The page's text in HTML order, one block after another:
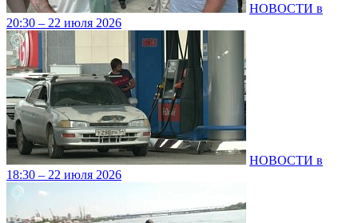
НОВОСТИ в
20:30 – 22 июля 2026
НОВОСТИ в
18:30 – 22 июля 2026